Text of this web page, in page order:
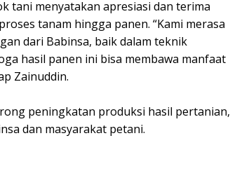
tani menyatakan apresiasi dan terima
tanam hingga panen. “Kami merasa
dari Babinsa, baik dalam teknik
hasil panen ini bisa membawa manfaat
Zainuddin.
peningkatan produksi hasil pertanian,
dan masyarakat petani.